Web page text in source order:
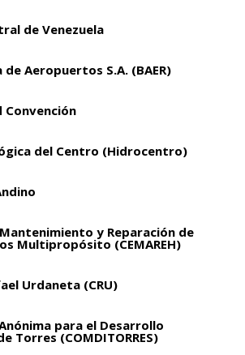
de Venezuela
Aeropuertos S.A. (BAER)
Convención
del Centro (Hidrocentro)
y Reparación de
Multipropósito (CEMAREH)
Urdaneta (CRU)
para el Desarrollo
Torres (COMDITORRES)